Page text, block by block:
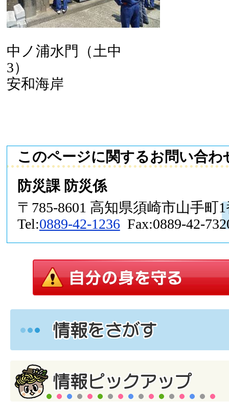
中ノ浦水門（土中
3
安和海岸
このページに関するお問い合わ
防災課 防災係
〒785-8601 高知県須崎市山手町
Tel:0889-42-1236Fax:0889-42-